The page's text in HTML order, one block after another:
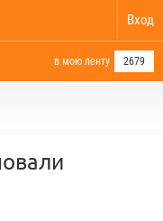
Вход
в мою ленту 2679